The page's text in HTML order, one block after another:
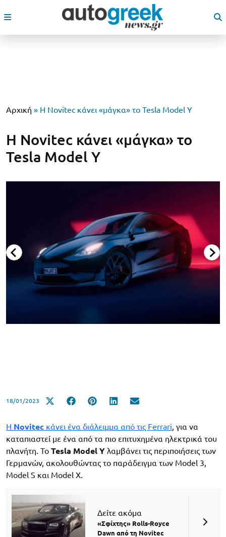
Αρχική » Η Novitec κάνει «μάγκα» το Tesla Model Y
Η Novitec κάνει «μάγκα» το
Tesla Model Y
18/01/2023
Η Novitec κάνει ένα διάλειμμα από τις Ferrari, για να
καταπιαστεί με ένα από τα πιο επιτυχημένα ηλεκτρικά του
πλανήτη. Το Tesla Model Y λαμβάνει τις περιποιήσεις των
Γερμανών, ακολουθώντας το παράδειγμα των Model 3,
Model S και Model X.
Δείτε ακόμα
«Σφίχτης» Rolls-Royce
Dawn από τη Novitec